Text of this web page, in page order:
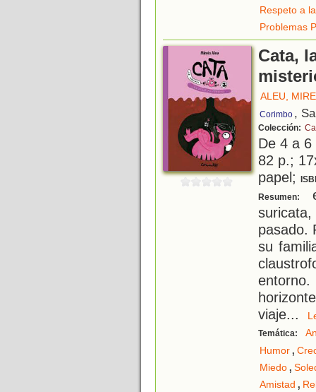
Respeto a
Problemas
Cata,
ALEU,
Corimbo ,
Colección:
De 4 a
82 p.;
papel;
Resumen:
pasado.
su
entorno.
viaje...
Temática:
Humor,
Miedo,
Amistad ,